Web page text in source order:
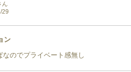
ん
29
ン
なのでプライベート感無し